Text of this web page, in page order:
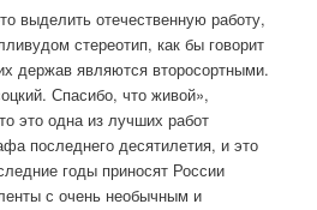
выделить отечественную работу,
стереотип, как бы говорит
держав являются второсортными.
Спасибо, что живой»,
это одна из лучших работ
последнего десятилетия, и это
годы приносят России
с очень необычным и